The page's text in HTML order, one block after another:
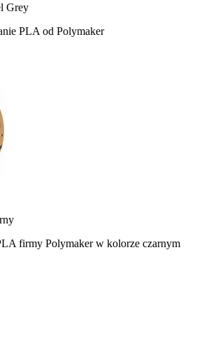
Grey
PLA od Polymaker
firmy Polymaker w kolorze czarnym